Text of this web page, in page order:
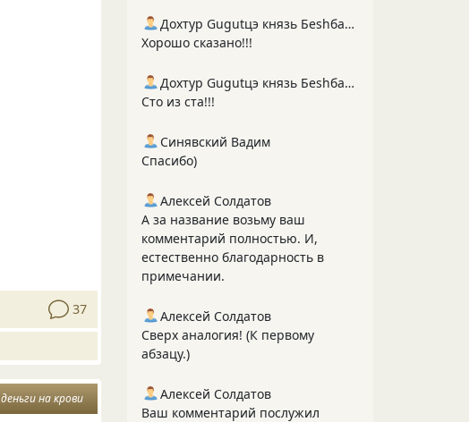
37
деньги на крови
Дохтур Gugutцэ князь Беshбармакоff
Хорошо сказано!!!
Дохтур Gugutцэ князь Беshбармакоff
Сто из ста!!!
Синявский Вадим
Спасибо)
Алексей Солдатов
А за название возьму ваш
комментарий полностью. И,
естественно благодарность в
примечании.
Алексей Солдатов
Сверх аналогия! (К первому
абзацу.)
Алексей Солдатов
Ваш комментарий послужил